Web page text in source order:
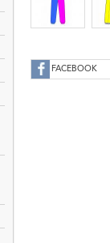
FACEBOOK